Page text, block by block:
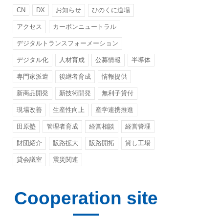
CN DX お知らせ ひのくに道場
アクセス カーボンニュートラル
デジタルトランスフォーメーション
デジタル化 人材育成 公募情報 半導体
専門家派遣 後継者育成 情報提供
新商品開発 新技術開発 無利子貸付
現場改善 生産性向上 産学連携推進
田原塾 管理者育成 経営相談 経営管理
財団紹介 販路拡大 販路開拓 貸し工場
貸会議室 震災関連
Cooperation site